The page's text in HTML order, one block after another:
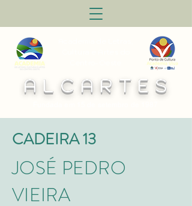
A L C A R T E S
CADEIRA 13
JOSÉ PEDRO
VIEIRA